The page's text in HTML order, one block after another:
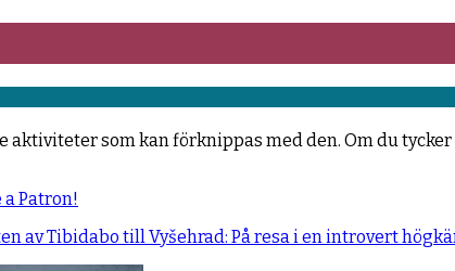
som kan förknippas med den. Om du tycker
a Patron!
av Tibidabo till Vyšehrad: På resa i en introvert